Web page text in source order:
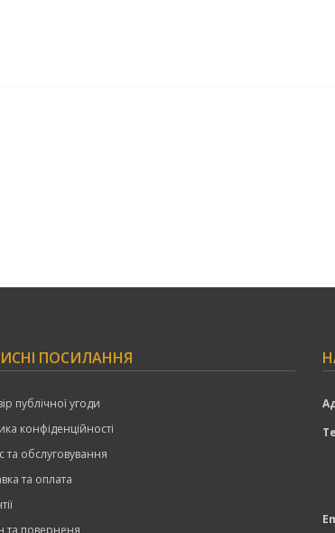
ПОСИЛАННЯ
публічної угоди
конфіденційності
та обслуговування
та оплата
та поверненя